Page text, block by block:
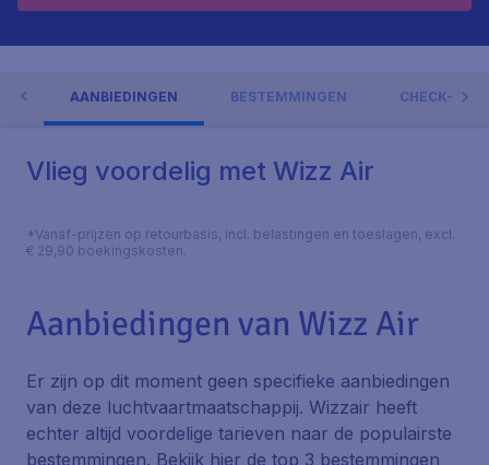
AANBIEDINGEN BESTEMMINGEN CHECK-IN &
Vlieg voordelig met Wizz Air
*Vanaf-prijzen op retourbasis, incl. belastingen en toeslagen, excl.
€ 29,90 boekingskosten.
Aanbiedingen van Wizz Air
Er zijn op dit moment geen specifieke aanbiedingen
van deze luchtvaartmaatschappij. Wizzair heeft
echter altijd voordelige tarieven naar de populairste
bestemmingen. Bekijk hier de top 3 bestemmingen